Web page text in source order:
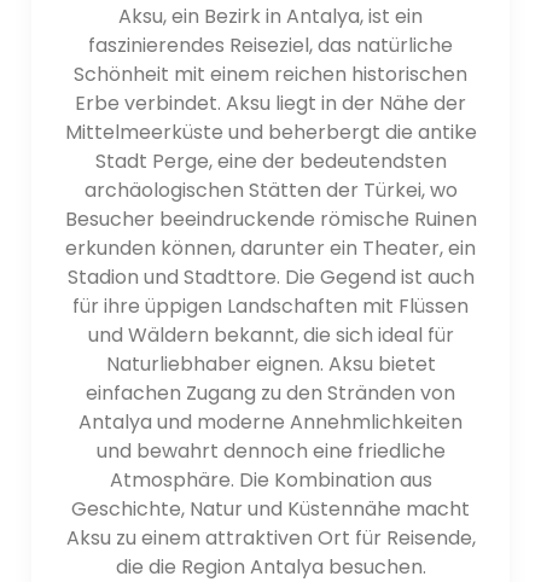
Aksu, ein Bezirk in Antalya, ist ein
faszinierendes Reiseziel, das natürliche
Schönheit mit einem reichen historischen
Erbe verbindet. Aksu liegt in der Nähe der
Mittelmeerküste und beherbergt die antike
Stadt Perge, eine der bedeutendsten
archäologischen Stätten der Türkei, wo
Besucher beeindruckende römische Ruinen
erkunden können, darunter ein Theater, ein
Stadion und Stadttore. Die Gegend ist auch
für ihre üppigen Landschaften mit Flüssen
und Wäldern bekannt, die sich ideal für
Naturliebhaber eignen. Aksu bietet
einfachen Zugang zu den Stränden von
Antalya und moderne Annehmlichkeiten
und bewahrt dennoch eine friedliche
Atmosphäre. Die Kombination aus
Geschichte, Natur und Küstennähe macht
Aksu zu einem attraktiven Ort für Reisende,
die die Region Antalya besuchen.